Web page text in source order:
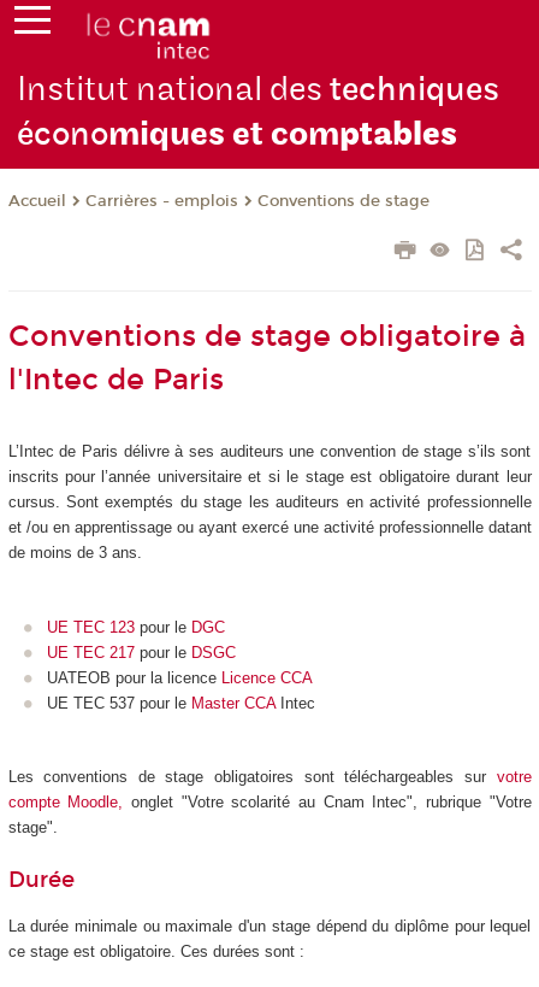
Institut national destechniques
économiques et comptables
Accueil Carrières - emplois Conventions de stage
Conventions de stage obligatoire à
l'Intec de Paris
L’Intec de Paris délivre à ses auditeurs une convention de stage s’ils sont
inscrits pour l’année universitaire et si le stage est obligatoire durant leur
cursus. Sont exemptés du stage les auditeurs en activité professionnelle
et /ou en apprentissage ou ayant exercé une activité professionnelle datant
de moins de 3 ans.
UE TEC 123 pour le DGC
UE TEC 217 pour le DSGC
UATEOB pour la licence
Licence CCA
UE TEC 537 pour le Master CCAIntec
Les conventions de stage obligatoires sont téléchargeables sur votre
compte Moodle, onglet "Votre scolarité au Cnam Intec", rubrique "Votre
stage".
Durée
La durée minimale ou maximale d'un stage dépend du diplôme pour lequel
ce stage est obligatoire. Ces durées sont :